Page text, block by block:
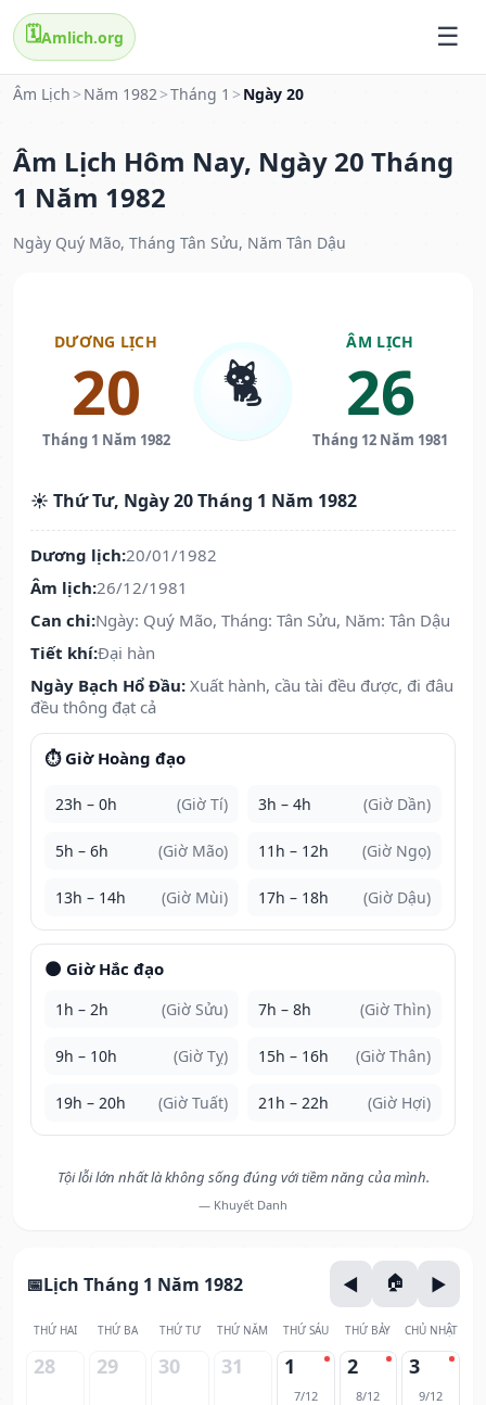
🗓️Amlich.org
Âm Lịch > Năm 1982>Tháng 1 > Ngày 20
Âm Lịch Hôm Nay, Ngày 20 Tháng
1 Năm 1982
Ngày Quý Mão, Tháng Tân Sửu, Năm Tân Dậu
DƯƠNG LỊCH
20
Tháng 1 Năm 1982
🐈
ÂM LỊCH
26
Tháng 12 Năm 1981
☀️ Thứ Tư, Ngày 20 Tháng 1 Năm 1982
Dương lịch:20/01/1982
Âm lịch:26/12/1981
Can chi:Ngày: Quý Mão, Tháng: Tân Sửu, Năm: Tân Dậu
Tiết khí:Đại hàn
Ngày Bạch Hổ Đầu: Xuất hành, cầu tài đều được, đi đâu
đều thông đạt cả
⏱️ Giờ Hoàng đạo
23h – 0h (Giờ Tí) 3h – 4h (Giờ Dần)
5h – 6h (Giờ Mão) 11h – 12h (Giờ Ngọ)
13h – 14h (Giờ Mùi) 17h – 18h (Giờ Dậu)
🌑 Giờ Hắc đạo
1h – 2h (Giờ Sửu) 7h – 8h (Giờ Thìn)
9h – 10h (Giờ Tỵ) 15h – 16h (Giờ Thân)
19h – 20h (Giờ Tuất) 21h – 22h (Giờ Hợi)
Tội lỗi lớn nhất là không sống đúng với tiềm năng của mình.
— Khuyết Danh
Lịch Tháng 1 Năm 1982
THỨ HAI THỨ BA THỨ TƯ THỨ NĂM THỨ SÁU THỨ BẢY CHỦ NHẬT
28 29 30 31 1
7/12
2
8/12
3
9/12